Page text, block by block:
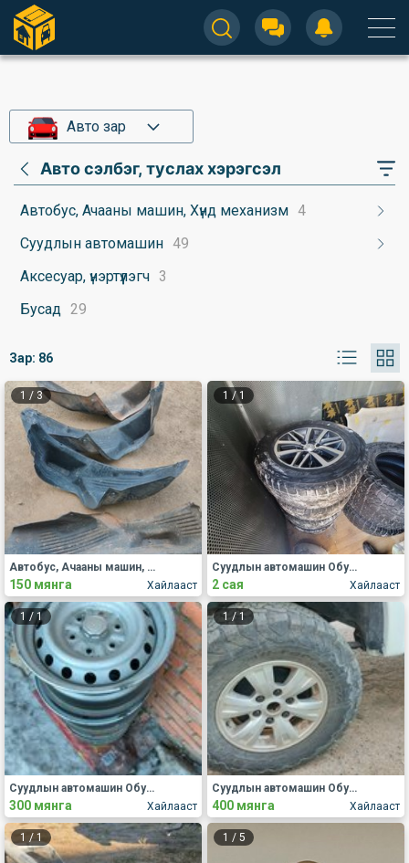
Авто зар
Авто сэлбэг, туслах хэрэгсэл
Автобус, Ачааны машин, Хүнд механизм 4
Суудлын автомашин 49
Аксесуар, үнэртүүлэгч 3
Бусад 29
Зар: 86
1 / 3
Хайлааст
Автобус, Ачааны машин, Хүнд механизм Задаргаа, сэлбэг
150 мянга
1 /1
Хайлааст
Суудлын автомашин Обуд, дугуй
2 сая
1 / 1
Хайлааст
Суудлын автомашин Обуд, дугуй
300 мянга
1/ 1
Хайлааст
Суудлын автомашин Обуд, дугуй
400 мянга
1 / 1 1 / 5